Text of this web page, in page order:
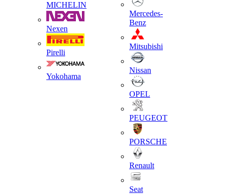
MICHELIN
Nexen
Pirelli
Yokohama
Mercedes-
Benz
Mitsubishi
Nissan
OPEL
PEUGEOT
PORSCHE
Renault
Seat